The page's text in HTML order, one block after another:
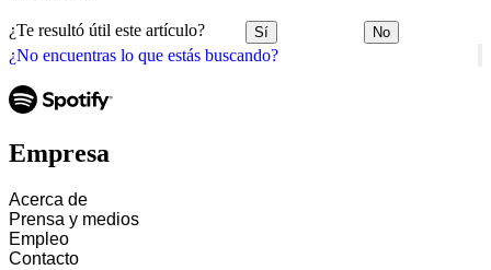
¿No encuentras lo que estás buscando?
¿Te resultó útil este artículo? Sí No
Empresa
Acerca de
Prensa y medios
Empleo
Contacto